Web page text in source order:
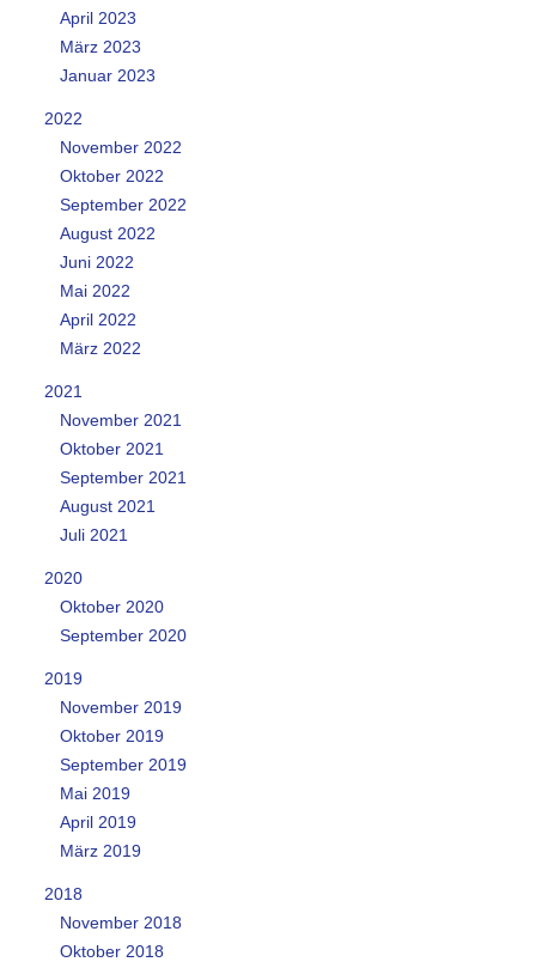
April 2023
März 2023
Januar 2023
2022
November 2022
Oktober 2022
September 2022
August 2022
Juni 2022
Mai 2022
April 2022
März 2022
2021
November 2021
Oktober 2021
September 2021
August 2021
Juli 2021
2020
Oktober 2020
September 2020
2019
November 2019
Oktober 2019
September 2019
Mai 2019
April 2019
März 2019
2018
November 2018
Oktober 2018